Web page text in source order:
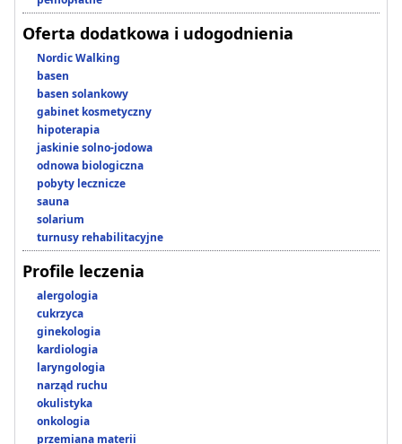
Oferta dodatkowa i udogodnienia
Nordic Walking
basen
basen solankowy
gabinet kosmetyczny
hipoterapia
jaskinie solno-jodowa
odnowa biologiczna
pobyty lecznicze
sauna
solarium
turnusy rehabilitacyjne
Profile leczenia
alergologia
cukrzyca
ginekologia
kardiologia
laryngologia
narząd ruchu
okulistyka
onkologia
przemiana materii